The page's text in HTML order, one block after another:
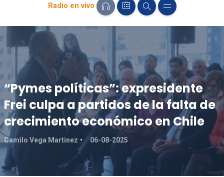
Radio en vivo
“Pymes políticas”: expresidente
Frei culpa a partidos de la falta de
crecimiento económico en Chile
Camilo Vega Martinez 06-08-2025